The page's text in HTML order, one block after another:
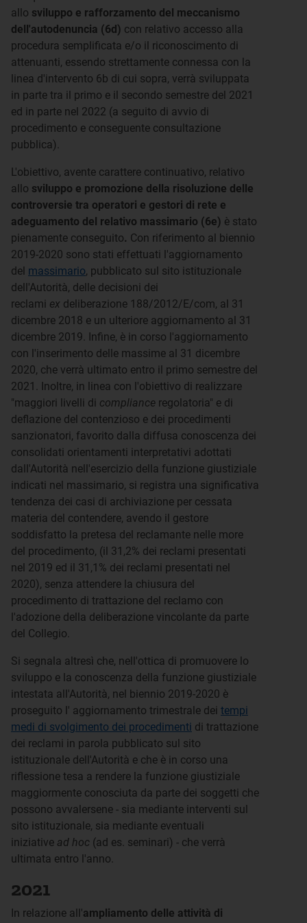
allo sviluppo e rafforzamento del meccanismo
dell'autodenuncia (6d) con relativo accesso alla
procedura semplificata e/o il riconoscimento di
attenuanti, essendo strettamente connessa con la
linea d'intervento 6b di cui sopra, verrà sviluppata
in parte tra il primo e il secondo semestre del 2021
ed in parte nel 2022 (a seguito di avvio di
procedimento e conseguente consultazione
pubblica).
L'obiettivo, avente carattere continuativo, relativo
allo sviluppo e promozione della risoluzione delle
controversie tra operatori e gestori di rete e
adeguamento del relativo massimario (6e) è stato
pienamente conseguito. Con riferimento al biennio
2019-2020 sono stati effettuati l'aggiornamento
del massimario, pubblicato sul sito istituzionale
dell'Autorità, delle decisioni dei
reclami ex deliberazione 188/2012/E/com, al 31
dicembre 2018 e un ulteriore aggiornamento al 31
dicembre 2019. Infine, è in corso l'aggiornamento
con l'inserimento delle massime al 31 dicembre
2020, che verrà ultimato entro il primo semestre del
2021. Inoltre, in linea con l'obiettivo di realizzare
"maggiori livelli di compliance regolatoria" e di
deflazione del contenzioso e dei procedimenti
sanzionatori, favorito dalla diffusa conoscenza dei
consolidati orientamenti interpretativi adottati
dall'Autorità nell'esercizio della funzione giustiziale
indicati nel massimario, si registra una significativa
tendenza dei casi di archiviazione per cessata
materia del contendere, avendo il gestore
soddisfatto la pretesa del reclamante nelle more
del procedimento, (il 31,2% dei reclami presentati
nel 2019 ed il 31,1% dei reclami presentati nel
2020), senza attendere la chiusura del
procedimento di trattazione del reclamo con
l'adozione della deliberazione vincolante da parte
del Collegio.
Si segnala altresì che, nell'ottica di promuovere lo
sviluppo e la conoscenza della funzione giustiziale
intestata all'Autorità, nel biennio 2019-2020 è
proseguito l' aggiornamento trimestrale dei tempi
medi di svolgimento dei procedimenti di trattazione
dei reclami in parola pubblicato sul sito
istituzionale dell'Autorità e che è in corso una
riflessione tesa a rendere la funzione giustiziale
maggiormente conosciuta da parte dei soggetti che
possono avvalersene - sia mediante interventi sul
sito istituzionale, sia mediante eventuali
iniziative ad hoc (ad es. seminari) - che verrà
ultimata entro l'anno.
2021
In relazione all'ampliamento delle attività di